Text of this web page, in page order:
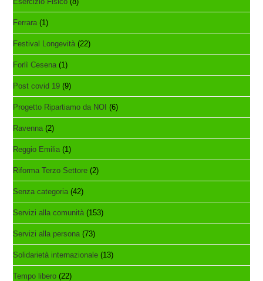
Ferrara (1)
Festival Longevità (22)
Forlì Cesena (1)
Post covid 19 (9)
Progetto Ripartiamo da NOI (6)
Ravenna (2)
Reggio Emilia (1)
Riforma Terzo Settore (2)
Senza categoria (42)
Servizi alla comunità (153)
Servizi alla persona (73)
Solidarietà internazionale (13)
Tempo libero (22)